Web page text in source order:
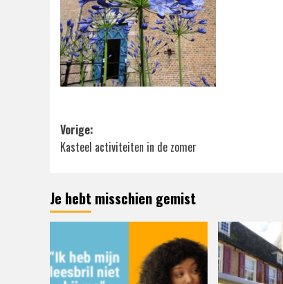
Bericht
navigatie
Vorige:
Kasteel activiteiten in de zomer
Je hebt misschien gemist